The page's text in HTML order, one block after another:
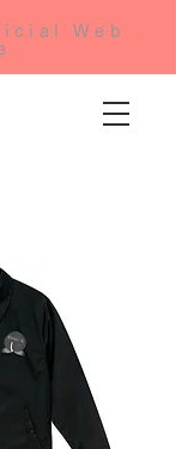
Web